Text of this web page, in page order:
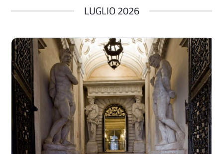
LUGLIO 2026